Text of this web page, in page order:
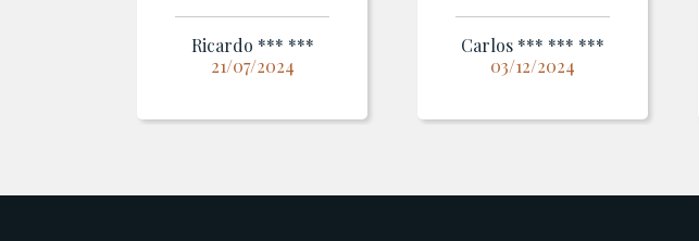
Ricardo *** ***
21/07/2024
Carlos *** *** ***
03/12/2024